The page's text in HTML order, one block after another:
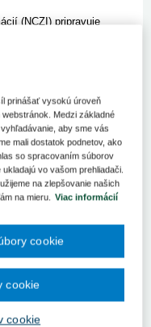
(NCZI) pripravuje
centrum zdravotníckych
na podporné
informačného systému
cena je 4,7 milióna eur
má byť trojročný s
si doteraz
v súčasnosti sa
plnej prevádzke, podľa
2018. Aj zabezpečenie
elektronického
pre rýchle a úspešné
prinášať vysokú úroveň
Medzi základné
aby sme vás
mali dostatok podnetov, ako
so spracovaním súborov
vo vašom prehliadači.
na zlepšovanie našich
na mieru.
Viac informácií
cookie
cookie
cookie